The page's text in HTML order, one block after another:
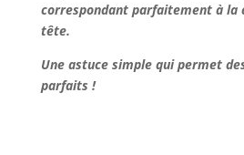
correspondant parfaitement à la
tête.
Une astuce simple qui permet
parfaits !